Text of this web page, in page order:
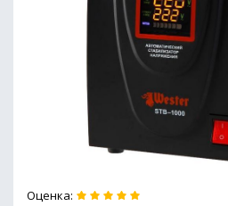
Оценка: